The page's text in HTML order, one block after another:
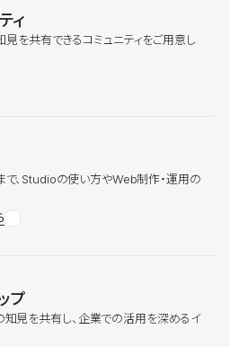
ィ
を共有できるコミュニティをご用意し
、Studioの使い方やWeb制作・運用の
プ
見を共有し、企業での活用を深めるイ